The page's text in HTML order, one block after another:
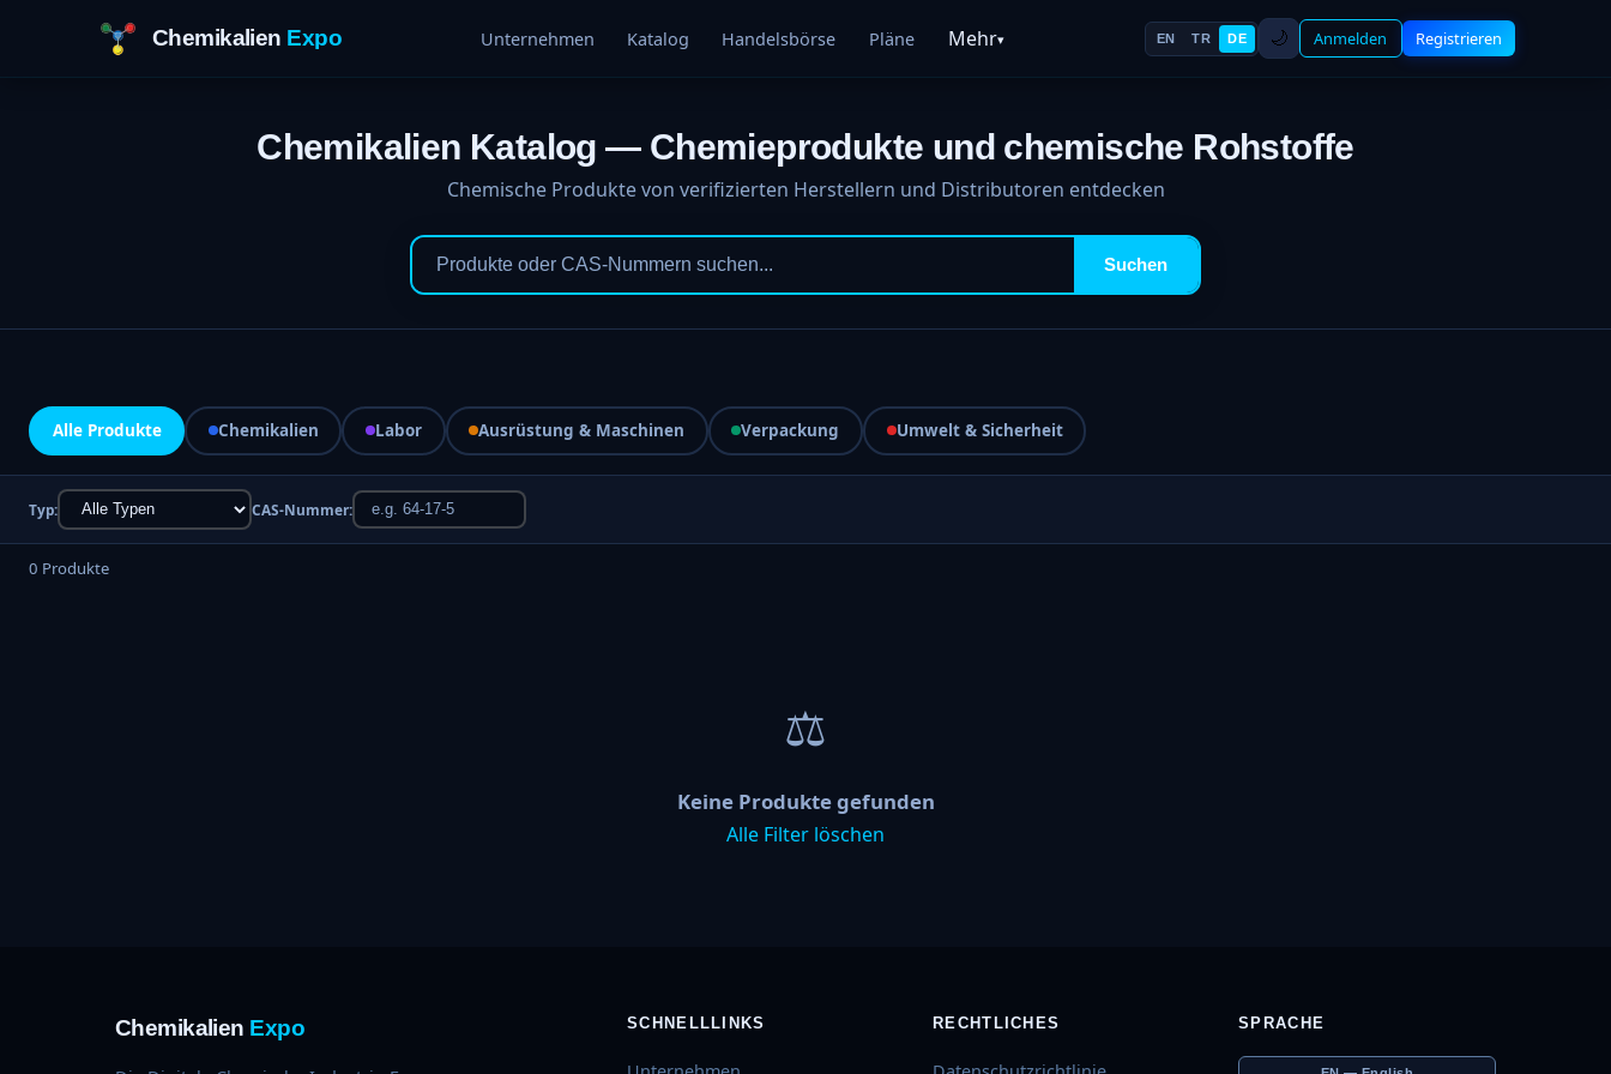
Chemikalien Expo Unternehmen Katalog Handelsbörse Pläne Mehr▾ EN TR DE 🌙 Anmelden Registrieren
Chemikalien Katalog — Chemieprodukte und chemische Rohstoffe
Chemische Produkte von verifizierten Herstellern und Distributoren entdecken
Suchen
Alle Produkte Chemikalien Labor Ausrüstung & Maschinen Verpackung Umwelt & Sicherheit
Typ: CAS-Nummer:
0 Produkte
⚖
Keine Produkte gefunden
Alle Filter löschen
Chemikalien Expo SCHNELLLINKS RECHTLICHES SPRACHE